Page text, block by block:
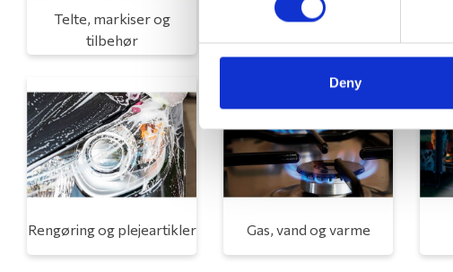
Deny
Telte, markiser og
tilbehør
Rengøring og plejeartikler Gas, vand og varme